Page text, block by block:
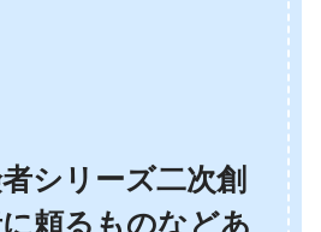
シリーズ二次創
頼るものなどあ